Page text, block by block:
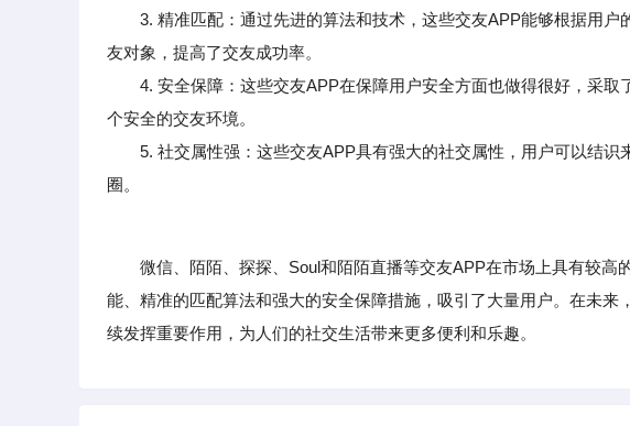
3. 精准匹配：通过先进的算法和技术，这些交友APP能够根据用户
友对象，提高了交友成功率。
4. 安全保障：这些交友APP在保障用户安全方面也做得很好，采取
个安全的交友环境。
5. 社交属性强：这些交友APP具有强大的社交属性，用户可以结识
圈。
微信、陌陌、探探、Soul和陌陌直播等交友APP在市场上具有较高
能、精准的匹配算法和强大的安全保障措施，吸引了大量用户。在未
续发挥重要作用，为人们的社交生活带来更多便利和乐趣。